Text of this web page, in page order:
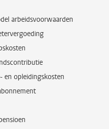
arbeidsvoorwaarden
en opleidingskosten